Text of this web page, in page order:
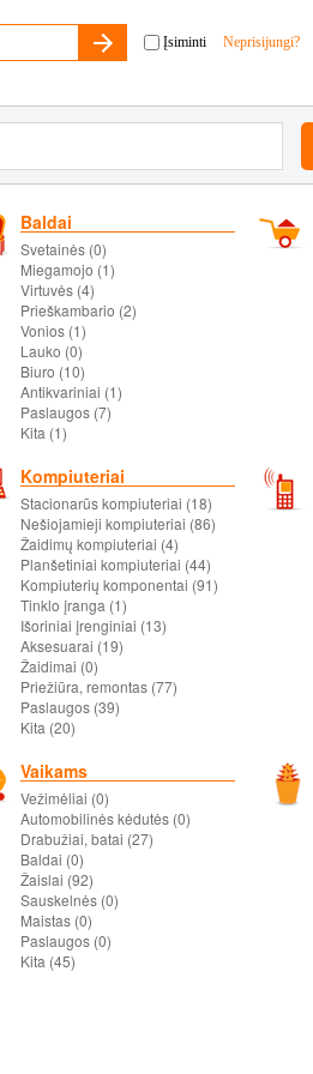
Įsiminti Neprisijungi?
Baldai
Svetainės (0)
Miegamojo (1)
Virtuvės (4)
Prieškambario (2)
Vonios (1)
Lauko (0)
Biuro (10)
Antikvariniai (1)
Paslaugos (7)
Kita (1)
Kompiuteriai
Stacionarūs kompiuteriai (18)
Nešiojamieji kompiuteriai (86)
Žaidimų kompiuteriai (4)
Planšetiniai kompiuteriai (44)
Kompiuterių komponentai (91)
Tinklo įranga (1)
Išoriniai įrenginiai (13)
Aksesuarai (19)
Žaidimai (0)
Priežiūra, remontas (77)
Paslaugos (39)
Kita (20)
Vaikams
Vežimėliai (0)
Automobilinės kėdutės (0)
Drabužiai, batai (27)
Baldai (0)
Žaislai (92)
Sauskelnės (0)
Maistas (0)
Paslaugos (0)
Kita (45)